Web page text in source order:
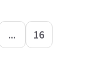
... 16